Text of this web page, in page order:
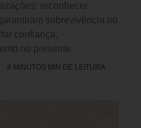
reconhecer
sobrevivência no
confiança,
no presente.
6 MINUTOS MIN DE LEITURA